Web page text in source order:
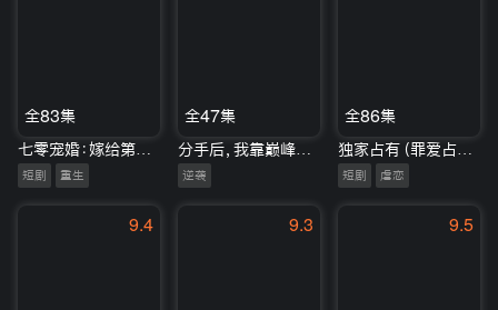
全83集
短剧 重生
全47集
逆袭
全86集
短剧 虐恋
9.4 9.3 9.5